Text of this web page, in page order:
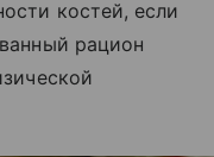
костей, если
рацион